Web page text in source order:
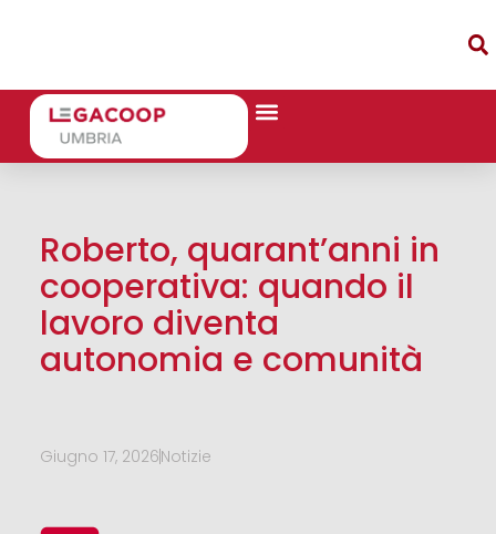
Roberto, quarant’anni in
cooperativa: quando il
lavoro diventa
autonomia e comunità
Giugno 17, 2026Notizie